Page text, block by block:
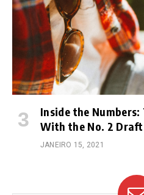
Inside the Numbers:
With the No. 2
JANEIRO 15, 2021